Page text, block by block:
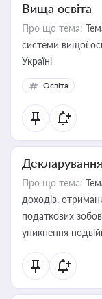
Вища освіта
Про що тема:
системи вищої
Україні
Освіта
Про що тема:
доходів,
податкових
уникнення